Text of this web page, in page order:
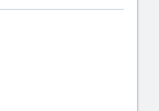
schwarzem